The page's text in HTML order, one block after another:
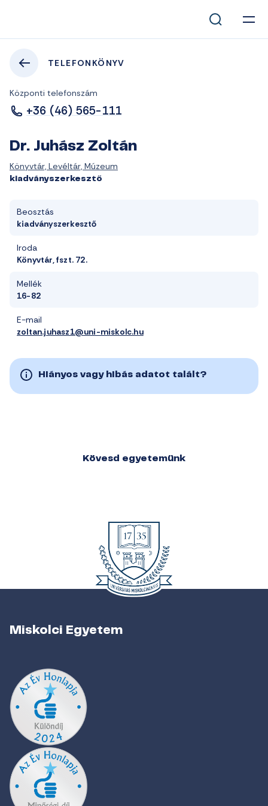
TELEFONKÖNYV
Központi telefonszám
+36 (46) 565-111
Dr. Juhász Zoltán
Könyvtár, Levéltár, Múzeum
kiadványszerkesztő
Beosztás
kiadványszerkesztő
Iroda
Könyvtár, fszt. 72.
Mellék
16-82
E-mail
zoltan.juhasz1@uni-miskolc.hu
Hiányos vagy hibás adatot talált?
Kövesd egyetemünk
Miskolci Egyetem